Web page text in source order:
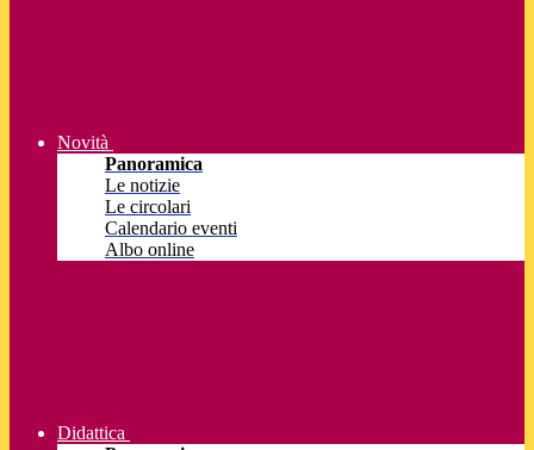
Novità
Panoramica
Le notizie
Le circolari
Calendario eventi
Albo online
Didattica